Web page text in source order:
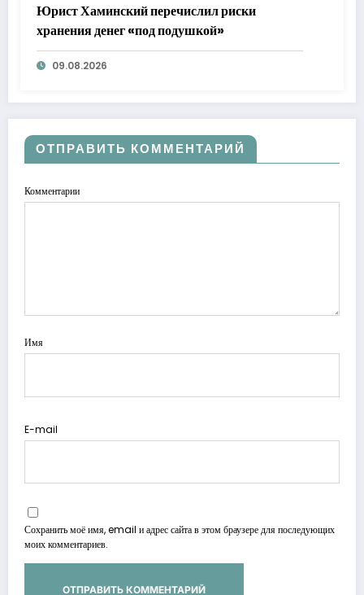
Юрист Хаминский перечислил риски
хранения денег «под подушкой»
09.08.2026
ОТПРАВИТЬ КОММЕНТАРИЙ
Комментарии
Имя
E-mail
Сохранить моё имя, email и адрес сайта в этом браузере для последующих
моих комментариев.